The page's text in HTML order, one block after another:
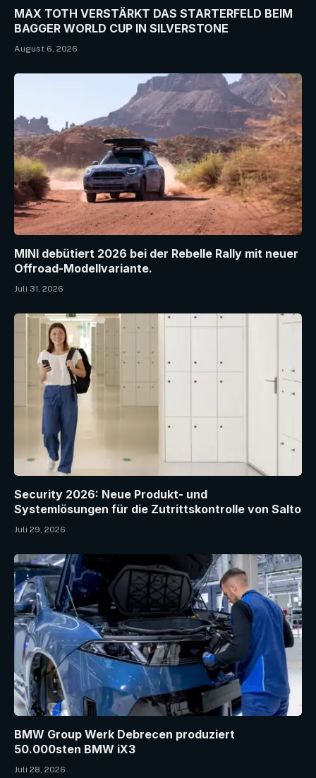
MAX TOTH VERSTÄRKT DAS STARTERFELD BEIM
BAGGER WORLD CUP IN SILVERSTONE
August 6, 2026
MINI debütiert 2026 bei der Rebelle Rally mit neuer
Offroad-Modellvariante.
Juli 31, 2026
Security 2026: Neue Produkt- und
Systemlösungen für die Zutrittskontrolle von Salto
Juli 29, 2026
BMW Group Werk Debrecen produziert
50.000sten BMW iX3
Juli 28, 2026